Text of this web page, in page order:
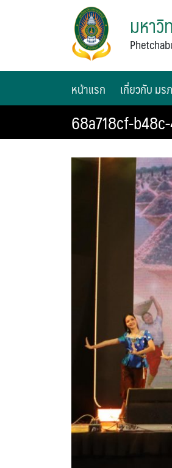
มหาวิ
หน้าแรก เกี่ยวกับ ม
68a718cf-